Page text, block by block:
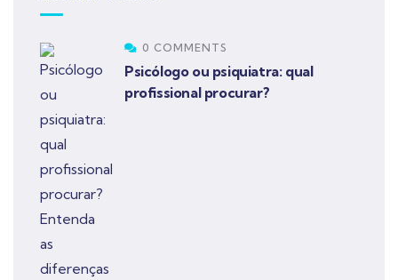
0 COMMENTS
Psicólogo ou psiquiatra: qual
profissional procurar?